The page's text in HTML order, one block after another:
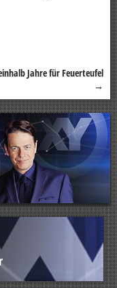
Jahre für Feuerteufel
→